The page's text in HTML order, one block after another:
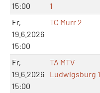
15:00
1
Fr,
19.6.2026
15:00
TC Murr 2
Fr,
19.6.2026
15:00
TA MTV
Ludwigsburg 1